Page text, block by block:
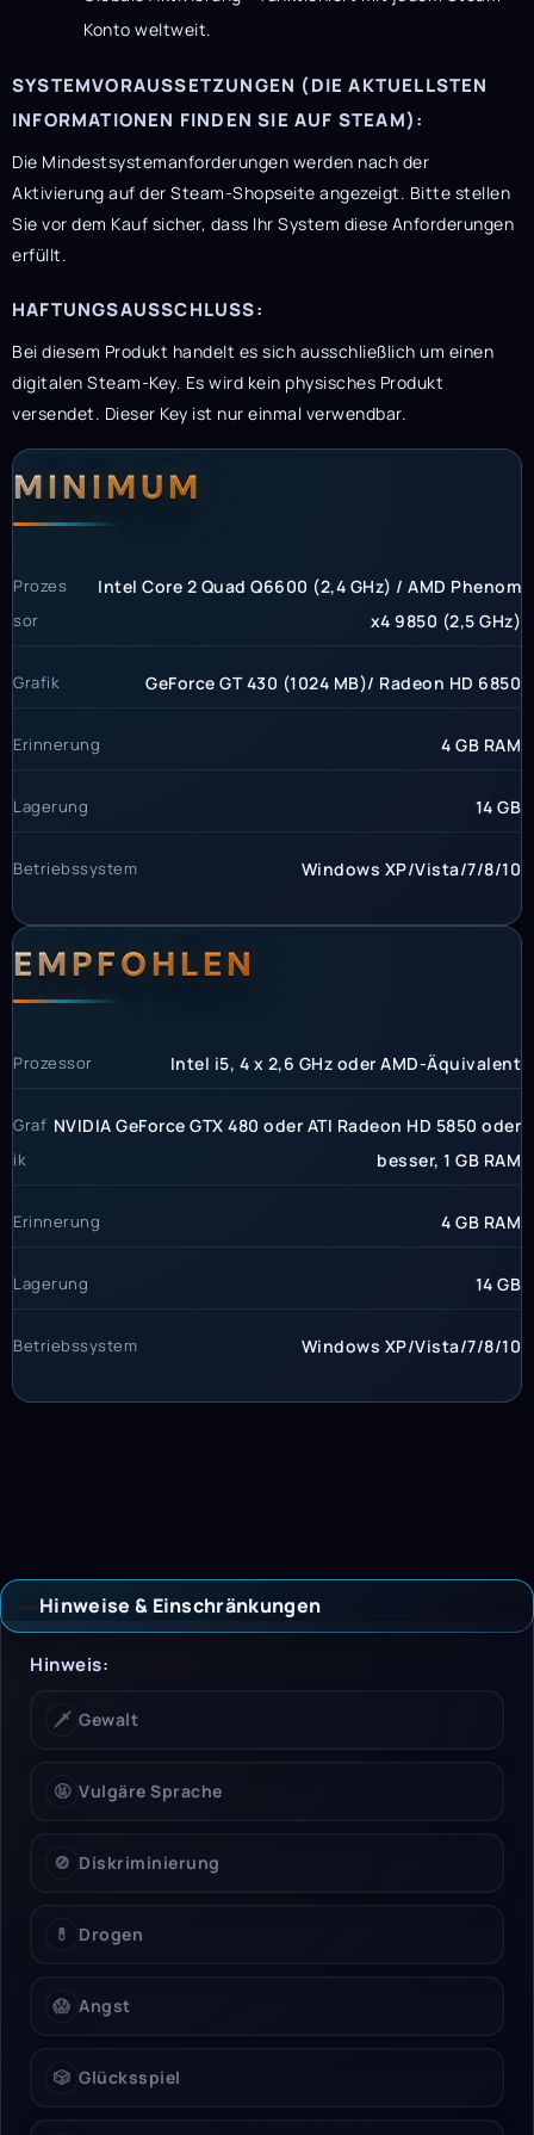
Konto weltweit.
SYSTEMVORAUSSETZUNGEN (DIE AKTUELLSTEN
INFORMATIONEN FINDEN SIE AUF STEAM):
Die Mindestsystemanforderungen werden nach der
Aktivierung auf der Steam-Shopseite angezeigt. Bitte stellen
Sie vor dem Kauf sicher, dass Ihr System diese Anforderungen
erfüllt.
HAFTUNGSAUSSCHLUSS:
Bei diesem Produkt handelt es sich ausschließlich um einen
digitalen Steam-Key. Es wird kein physisches Produkt
versendet. Dieser Key ist nur einmal verwendbar.
MINIMUM
Prozes
sor
Intel Core 2 Quad Q6600 (2,4 GHz) / AMD Phenom
x4 9850 (2,5 GHz)
Grafik GeForce GT 430 (1024 MB)/ Radeon HD 6850
Erinnerung 4 GB RAM
Lagerung 14 GB
Betriebssystem Windows XP/Vista/7/8/10
EMPFOHLEN
Prozessor Intel i5, 4 x 2,6 GHz oder AMD-Äquivalent
Graf
ik
NVIDIA GeForce GTX 480 oder ATI Radeon HD 5850 oder
besser, 1 GB RAM
Erinnerung 4 GB RAM
Lagerung 14 GB
Betriebssystem Windows XP/Vista/7/8/10
Hinweise & Einschränkungen
Hinweise &
Hinweis:
🗡️ Gewalt
🤬 Vulgäre Sprache
🚫 Diskriminierung
💊 Drogen
😱 Angst
🎲 Glücksspiel